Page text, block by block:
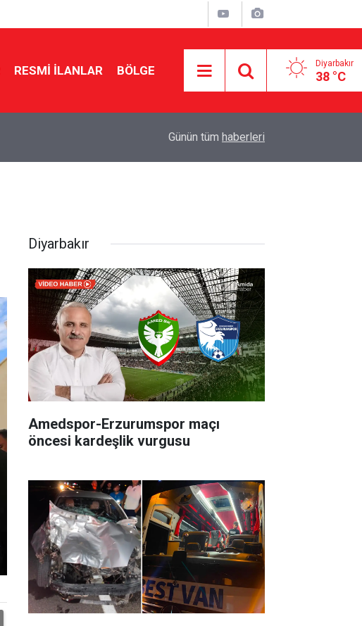
RESMI İLANLAR BÖLGE Diyarbakır
38 °C
Diyarbakır: Ayağı takılan leyleği ekipler kurtardı
Günün tüm haberleri
Diyarbakır
Amedspor-Erzurumspor maçı
öncesi kardeşlik vurgusu